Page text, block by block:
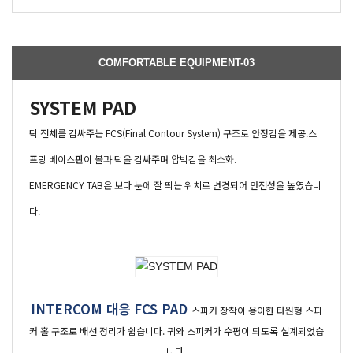
COMFORTABLE EQUIPMENT-03
SYSTEM PAD
턱 전체를 감싸주는 FCS(Final Contour System) 구조로 안정감을 제공.스
프링 베이스판이 볼과 턱을 감싸주며 압박감을 최소화.
EMERGENCY TAB은 보다 눈에 잘 띄는 위치로 변경되어 안전성을 높였습니
다.
INTERCOM 대응 FCS PAD 스피커 장착이 용이한 타원형 스피
커 홀 구조로 배선 정리가 쉽습니다. 귀와 스피커가 수평이 되도록 설계되었습